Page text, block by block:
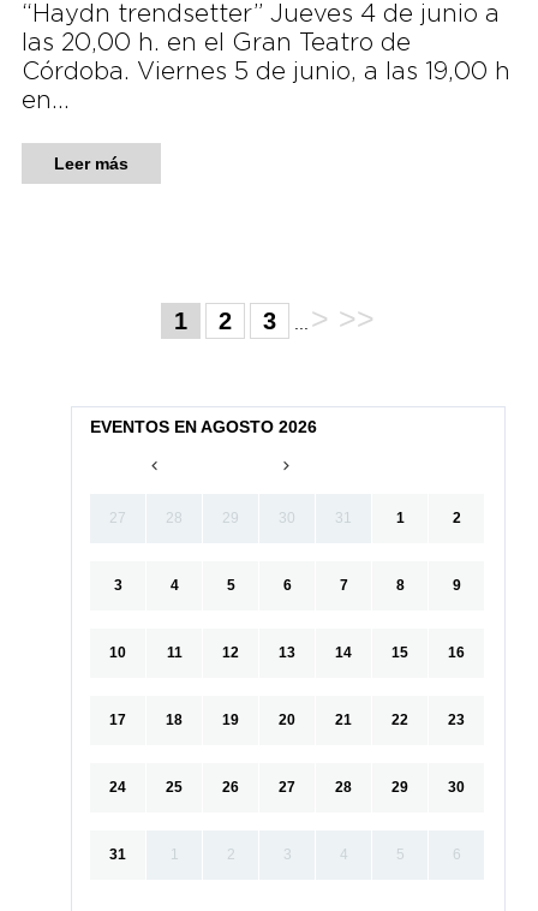
“Haydn trendsetter” Jueves 4 de junio a
las 20,00 h. en el Gran Teatro de
Córdoba. Viernes 5 de junio, a las 19,00 h
en…
Leer más
1 2 3 > >>
EVENTOS EN AGOSTO 2026
27 28 29 30 31 1 2
3 4 5 6 7 8 9
10 11 12 13 14 15 16
17 18 19 20 21 22 23
24 25 26 27 28 29 30
31 1 2 3 4 5 6